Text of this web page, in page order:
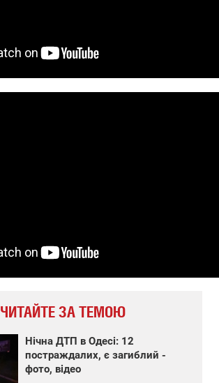
ЧИТАЙТЕ ЗА ТЕМОЮ
Нічна ДТП в Одесі: 12
постраждалих, є загиблий -
фото, відео